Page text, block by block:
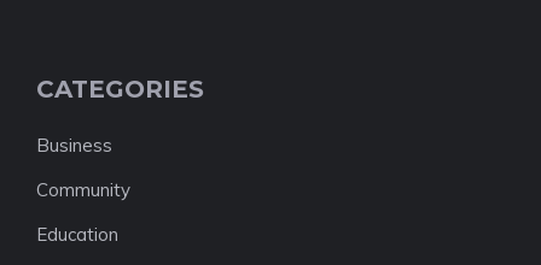
CATEGORIES
Business
Community
Education